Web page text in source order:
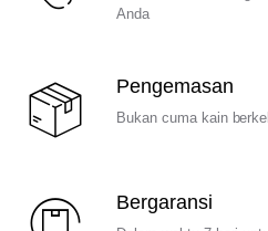
Anda
Pengemasan
Bukan cuma kain
Bergaransi